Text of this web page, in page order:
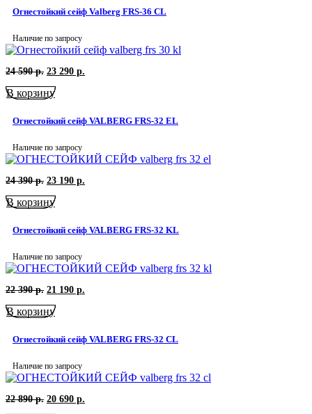
090
р..
р..
Огнестойкий сейф Valberg FRS-36 СL
Наличие по запросу
24 590р. Первоначальная
составляла
590
р..
23 290 р.
р..
В корзину
Огнестойкий сейф VALBERG FRS-32 EL
Наличие по запросу
24 390р. Первоначальная
составляла
390
р..
23 190 р.
р..
В корзину
Огнестойкий сейф VALBERG FRS-32 KL
Наличие по запросу
22 390р. Первоначальная
составляла
390
р..
21 190 р.
р..
В корзину
Огнестойкий сейф VALBERG FRS-32 CL
Наличие по запросу
22 890р. Первоначальная
20 690 р.